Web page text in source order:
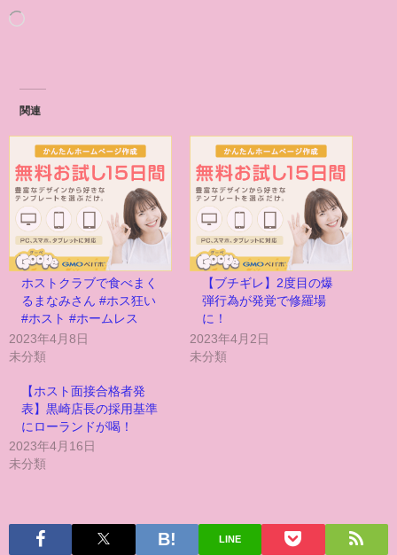
関連
ホストクラブで食べまく
るまなみさん #ホス狂い
#ホスト #ホームレス
2023年4月8日
未分類
【ブチギレ】2度目の爆
弾行為が発覚で修羅場
に！
2023年4月2日
未分類
【ホスト面接合格者発
表】黒崎店長の採用基準
にローランドが喝！
2023年4月16日
未分類
LINE